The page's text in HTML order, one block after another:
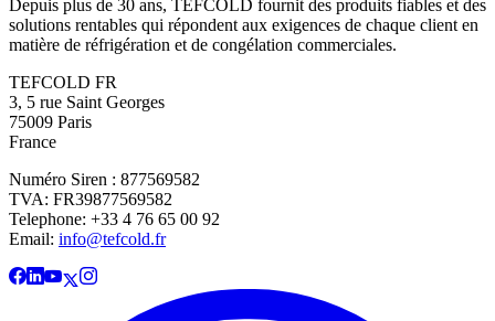
Depuis plus de 30 ans, TEFCOLD fournit des produits fiables et des
solutions rentables qui répondent aux exigences de chaque client en
matière de réfrigération et de congélation commerciales.
TEFCOLD FR
3, 5 rue Saint Georges
75009 Paris
France
Numéro Siren : 877569582
TVA: FR39877569582
Telephone: +33 4 76 65 00 92
Email: info@tefcold.fr